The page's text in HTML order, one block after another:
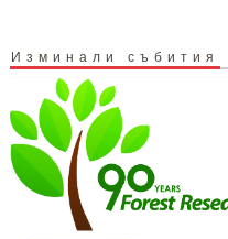
Изминали събития